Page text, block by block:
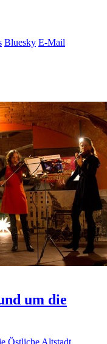
Bluesky E-Mail
um die
Östliche Altstadt